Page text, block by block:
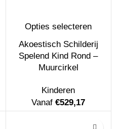
Opties selecteren
Akoestisch Schilderij
Spelend Kind Rond –
Muurcirkel
Kinderen
Vanaf€529,17